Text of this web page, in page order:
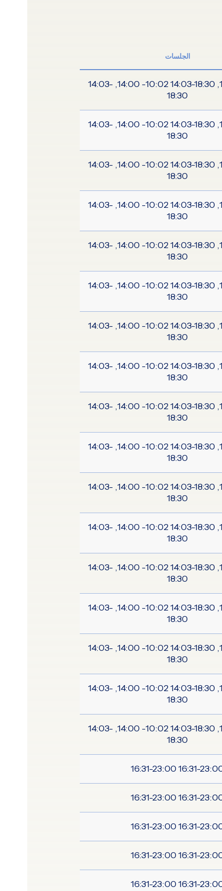
الجلسات
10:02-14:00, 14:03-18:30 10:02- 14:00, 14:03-
18:30
10:02-14:00, 14:03-18:30 10:02- 14:00, 14:03-
18:30
10:02-14:00, 14:03-18:30 10:02- 14:00, 14:03-
18:30
10:02-14:00, 14:03-18:30 10:02- 14:00, 14:03-
18:30
10:02-14:00, 14:03-18:30 10:02- 14:00, 14:03-
18:30
10:02-14:00, 14:03-18:30 10:02- 14:00, 14:03-
18:30
10:02-14:00, 14:03-18:30 10:02- 14:00, 14:03-
18:30
10:02-14:00, 14:03-18:30 10:02- 14:00, 14:03-
18:30
10:02-14:00, 14:03-18:30 10:02- 14:00, 14:03-
18:30
10:02-14:00, 14:03-18:30 10:02- 14:00, 14:03-
18:30
10:02-14:00, 14:03-18:30 10:02- 14:00, 14:03-
18:30
10:02-14:00, 14:03-18:30 10:02- 14:00, 14:03-
18:30
10:02-14:00, 14:03-18:30 10:02- 14:00, 14:03-
18:30
10:02-14:00, 14:03-18:30 10:02- 14:00, 14:03-
18:30
10:02-14:00, 14:03-18:30 10:02- 14:00, 14:03-
18:30
10:02-14:00, 14:03-18:30 10:02- 14:00, 14:03-
18:30
10:02-14:00, 14:03-18:30 10:02- 14:00, 14:03-
18:30
16:31-23:00 16:31-
16:31-23:00 16:31-
16:31-23:00 16:31-
16:31-23:00 16:31-
16:31-23:00 16:31-